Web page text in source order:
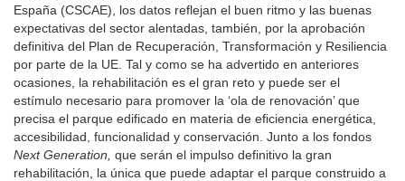
España (CSCAE), los datos reflejan el buen ritmo y las buenas
expectativas del sector alentadas, también, por la aprobación
definitiva del Plan de Recuperación, Transformación y Resiliencia
por parte de la UE. Tal y como se ha advertido en anteriores
ocasiones, la rehabilitación es el gran reto y puede ser el
estímulo necesario para promover la ‘ola de renovación’ que
precisa el parque edificado en materia de eficiencia energética,
accesibilidad, funcionalidad y conservación. Junto a los fondos
Next Generation, que serán el impulso definitivo la gran
rehabilitación, la única que puede adaptar el parque construido a